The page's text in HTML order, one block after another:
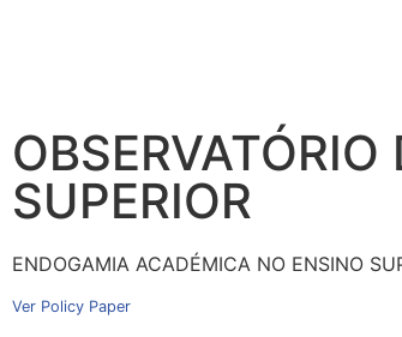
SUPERIOR
ENDOGAMIA ACADÉMICA NO ENSINO
Ver Policy Paper